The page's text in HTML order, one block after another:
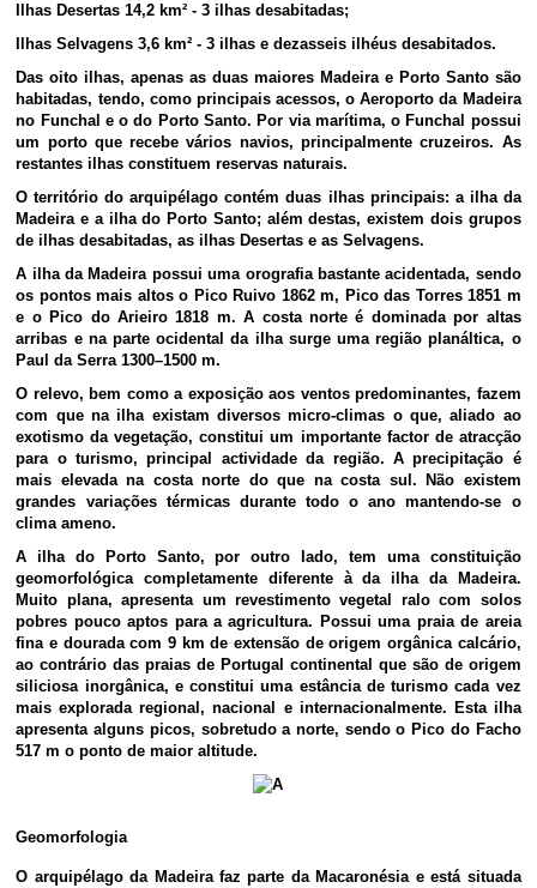
Ilhas Desertas 14,2 km² - 3 ilhas desabitadas;
Ilhas Selvagens 3,6 km² - 3 ilhas e dezasseis ilhéus desabitados.
Das oito ilhas, apenas as duas maiores Madeira e Porto Santo são
habitadas, tendo, como principais acessos, o Aeroporto da Madeira
no Funchal e o do Porto Santo. Por via marítima, o Funchal possui
um porto que recebe vários navios, principalmente cruzeiros. As
restantes ilhas constituem reservas naturais.
O território do arquipélago contém duas ilhas principais: a ilha da
Madeira e a ilha do Porto Santo; além destas, existem dois grupos
de ilhas desabitadas, as ilhas Desertas e as Selvagens.
A ilha da Madeira possui uma orografia bastante acidentada, sendo
os pontos mais altos o Pico Ruivo 1862 m, Pico das Torres 1851 m
e o Pico do Arieiro 1818 m. A costa norte é dominada por altas
arribas e na parte ocidental da ilha surge uma região planáltica, o
Paul da Serra 1300–1500 m.
O relevo, bem como a exposição aos ventos predominantes, fazem
com que na ilha existam diversos micro-climas o que, aliado ao
exotismo da vegetação, constitui um importante factor de atracção
para o turismo, principal actividade da região. A precipitação é
mais elevada na costa norte do que na costa sul. Não existem
grandes variações térmicas durante todo o ano mantendo-se o
clima ameno.
A ilha do Porto Santo, por outro lado, tem uma constituição
geomorfológica completamente diferente à da ilha da Madeira.
Muito plana, apresenta um revestimento vegetal ralo com solos
pobres pouco aptos para a agricultura. Possui uma praia de areia
fina e dourada com 9 km de extensão de origem orgânica calcário,
ao contrário das praias de Portugal continental que são de origem
siliciosa inorgânica, e constitui uma estância de turismo cada vez
mais explorada regional, nacional e internacionalmente. Esta ilha
apresenta alguns picos, sobretudo a norte, sendo o Pico do Facho
517 m o ponto de maior altitude.
Geomorfologia
O arquipélago da Madeira faz parte da Macaronésia e está situada